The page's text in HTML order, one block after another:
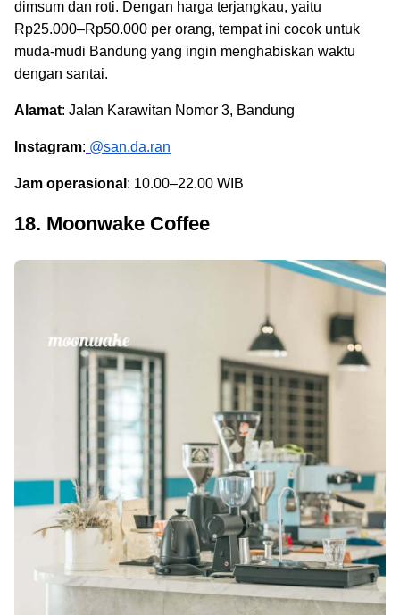
dimsum dan roti. Dengan harga terjangkau, yaitu
Rp25.000–Rp50.000 per orang, tempat ini cocok untuk
muda-mudi Bandung yang ingin menghabiskan waktu
dengan santai.
Alamat: Jalan Karawitan Nomor 3, Bandung
Instagram: @san.da.ran
Jam operasional : 10.00–22.00 WIB
18. Moonwake Coffee